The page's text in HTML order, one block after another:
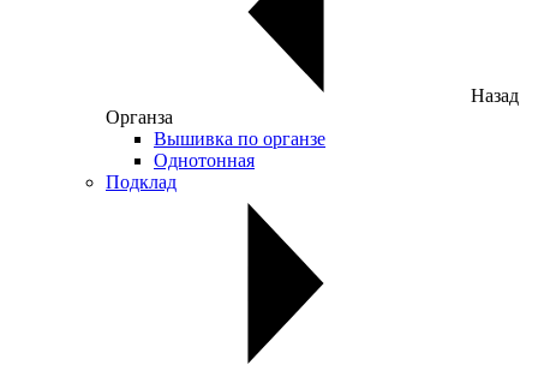
Назад
Органза
Вышивка по органзе
Однотонная
Подклад